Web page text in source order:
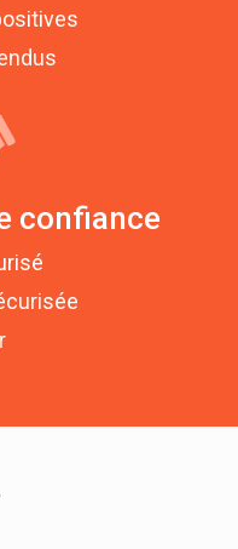
confiance